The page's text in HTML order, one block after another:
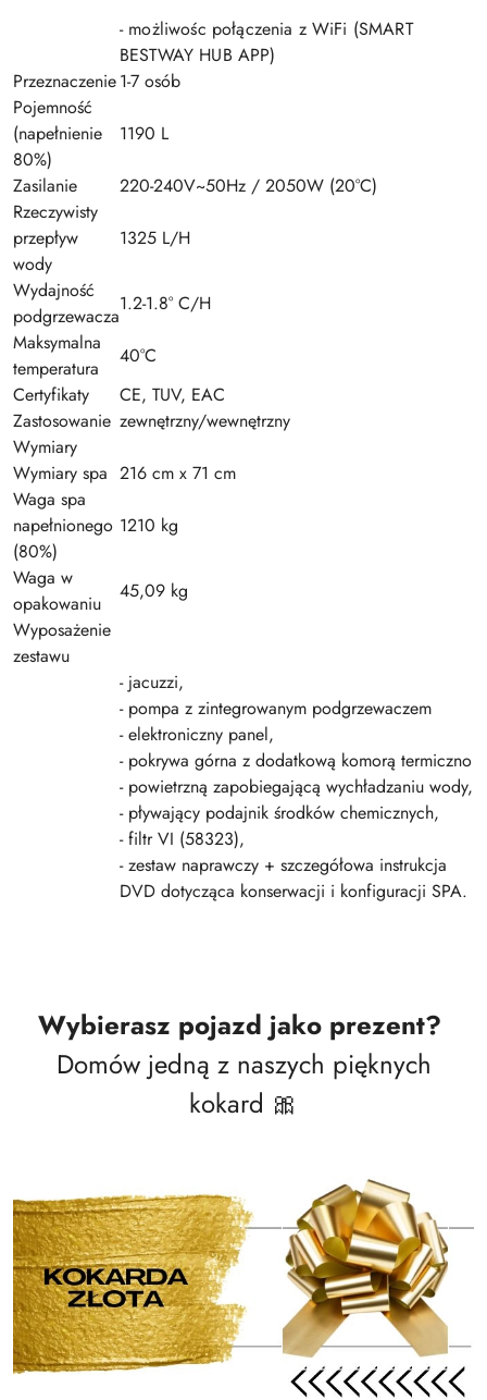
- możliwośc połączenia z WiFi (SMART
BESTWAY HUB APP)
Przeznaczenie1-7 osób
Pojemność
(napełnienie
80%)
1190 L
Zasilanie
220-240V~50Hz / 2050W (20°C)
Rzeczywisty
przepływ
wody
1325 L/H
Wydajność
podgrzewacza
1.2-1.8° C/H
Maksymalna
temperatura
40°C
Certyfikaty
CE, TUV, EAC
Zastosowanie zewnętrzny/wewnętrzny
Wymiary
Wymiary spa 216 cm x 71 cm
Waga spa
napełnionego
(80%)
1210 kg
Waga w
opakowaniu
45,09 kg
Wyposażenie
zestawu
- jacuzzi,
- pompa z zintegrowanym podgrzewaczem
- elektroniczny panel,
- pokrywa górna z dodatkową komorą termiczno
- powietrzną zapobiegającą wychładzaniu wody,
- pływający podajnik środków chemicznych,
- filtr VI (58323),
- zestaw naprawczy + szczegółowa instrukcja
DVD dotycząca konserwacji i konfiguracji SPA.
Wybierasz pojazd jako prezent?
Domów jedną z naszych pięknych
kokard 🎀